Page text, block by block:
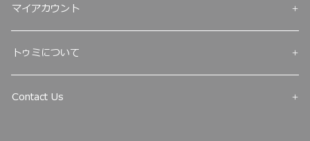
マイアカウント
トゥミについて
Contact Us